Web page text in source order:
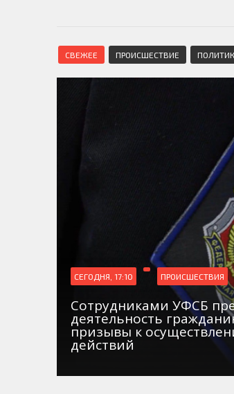
СВЕЖЕЕ ПРОИСШЕСТВИЕ
СЕГОДНЯ, 17:10 ПРОИСШЕСТВИЯ
Сотрудниками УФСБ
деятельность
призывы к
действий